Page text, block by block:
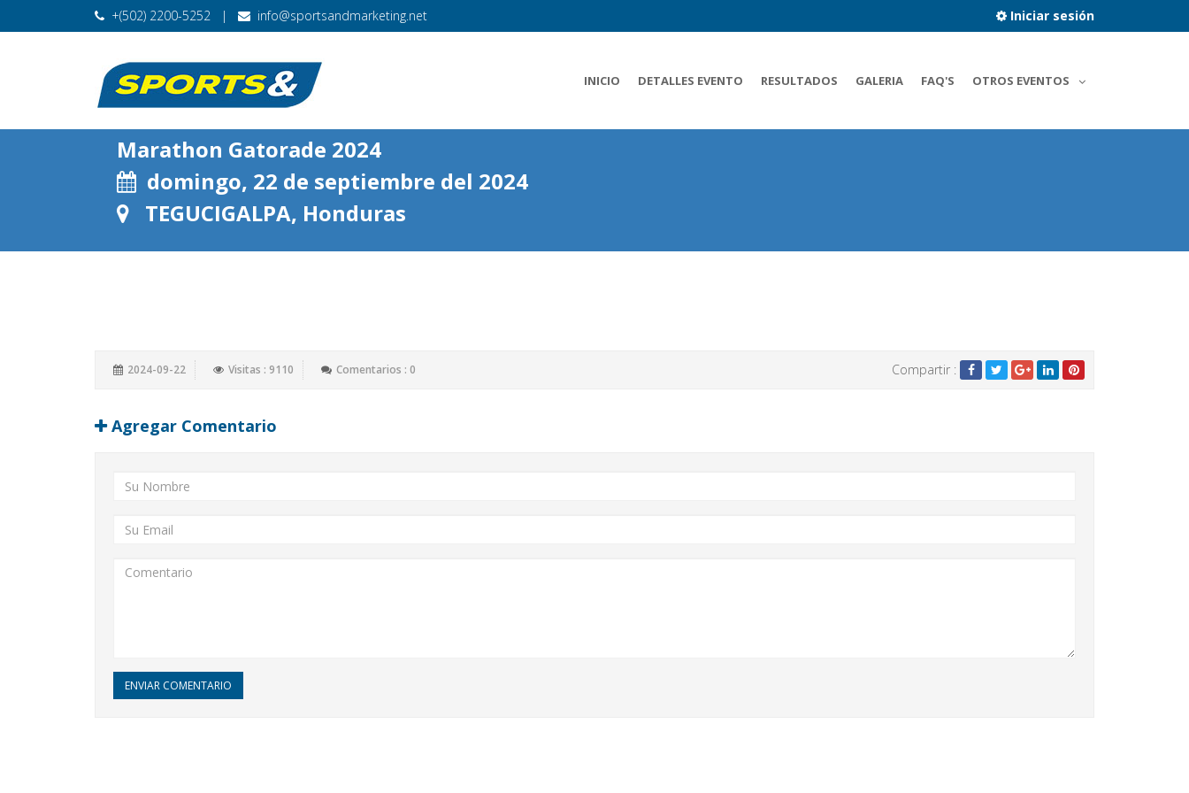
Iniciar sesión
+(502) 2200-5252 | info@sportsandmarketing.net
INICIO DETALLES EVENTO RESULTADOS GALERIA FAQ'S OTROS EVENTOS
Marathon Gatorade 2024
domingo, 22 de septiembre del 2024
TEGUCIGALPA, Honduras
2024-09-22 Visitas : 9110 Comentarios : 0 Compartir :
Agregar Comentario
ENVIAR COMENTARIO